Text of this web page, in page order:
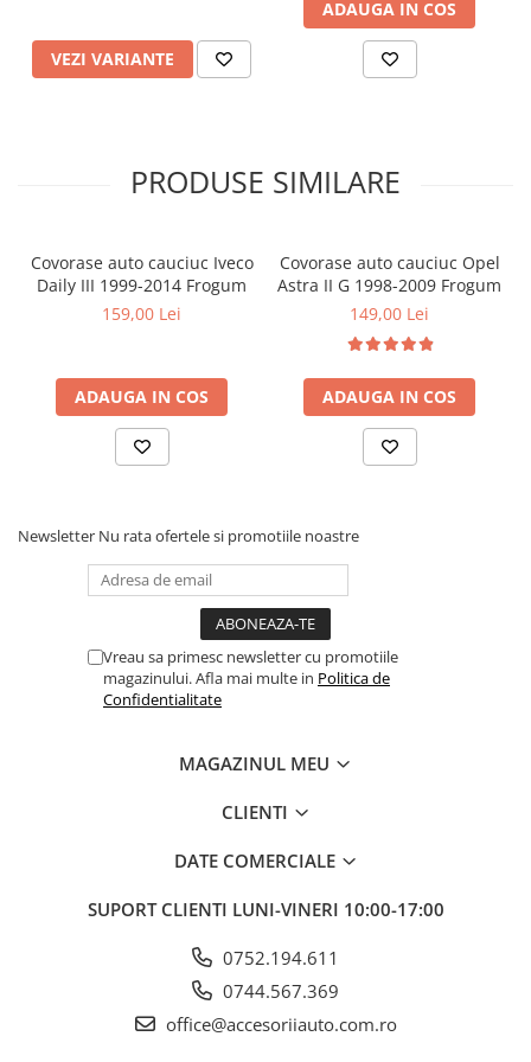
VEZI VARIANTE
ADAUGA IN COS
PRODUSE SIMILARE
Covorase auto cauciuc Iveco
Daily III 1999-2014 Frogum
159,00 Lei
ADAUGA IN COS
Covorase auto cauciuc Opel
Astra II G 1998-2009 Frogum
149,00 Lei
ADAUGA IN COS
Newsletter Nu rata ofertele si promotiile noastre
Vreau sa primesc newsletter cu promotiile
magazinului. Afla mai multe in Politica de
Confidentialitate
MAGAZINUL MEU
CLIENTI
DATE COMERCIALE
SUPORT CLIENTI LUNI-VINERI 10:00-17:00
0752.194.611
0744.567.369
office@accesoriiauto.com.ro